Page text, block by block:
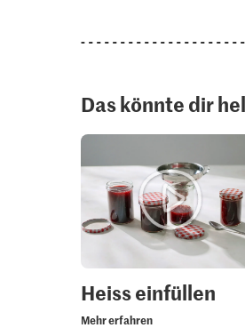
Das könnte dir
Heiss einfüllen
Mehr erfahren